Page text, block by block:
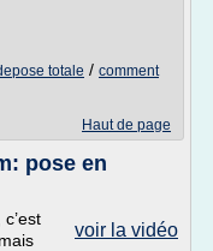
totale / comment
Haut de page
pose en
voir la vidéo